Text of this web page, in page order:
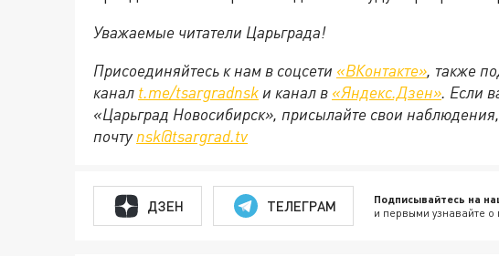
Уважаемые читатели Царьграда!
Присоединяйтесь к нам в соцсети «ВКонтакте», также
канал t.me/tsargradnsk и канал в «Яндекс.Дзен». Если
«Царьград Новосибирск», присылайте свои
почту nsk@tsargrad.tv
ДЗЕН ТЕЛЕГРАМ Подписывайтесь на
и первыми узнавайте